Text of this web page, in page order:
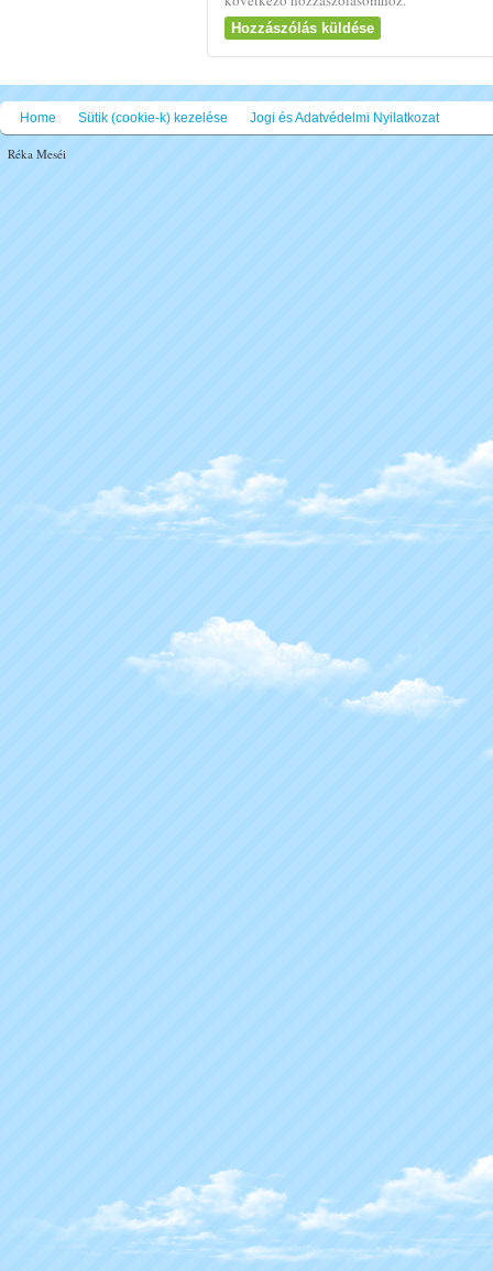
Home Sütik (cookie-k) kezelése Jogi és Adatvédelmi Nyilatkozat
Réka Meséi